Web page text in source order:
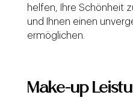
helfen, Ihre Schönheit
und Ihnen einen
ermöglichen.
Make-up